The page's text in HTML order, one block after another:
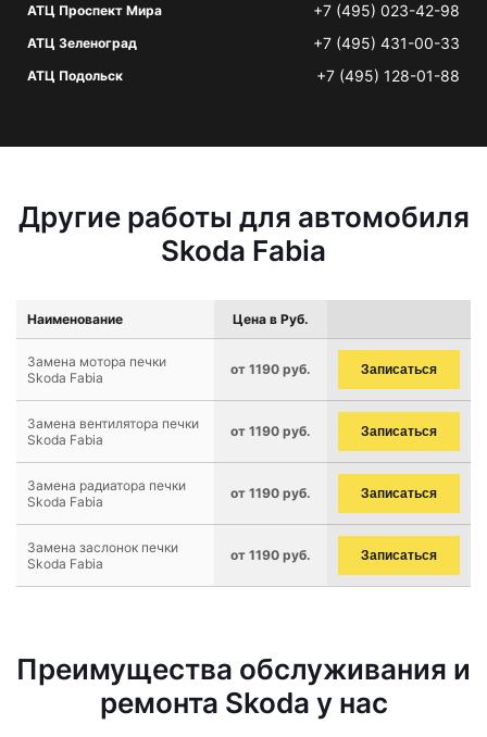
АТЦ Проспект Мира +7 (495) 023-42-98
АТЦ Зеленоград +7 (495) 431-00-33
АТЦ Подольск +7 (495) 128-01-88
Другие работы для автомобиля
Skoda Fabia
Наименование Цена в Руб.
Замена мотора печки
Skoda Fabia
от 1190 руб. Записаться
Замена вентилятора печки
Skoda Fabia
от 1190 руб. Записаться
Замена радиатора печки
Skoda Fabia
от 1190 руб. Записаться
Замена заслонок печки
Skoda Fabia
от 1190 руб. Записаться
Преимущества обслуживания и
ремонта Skoda у нас